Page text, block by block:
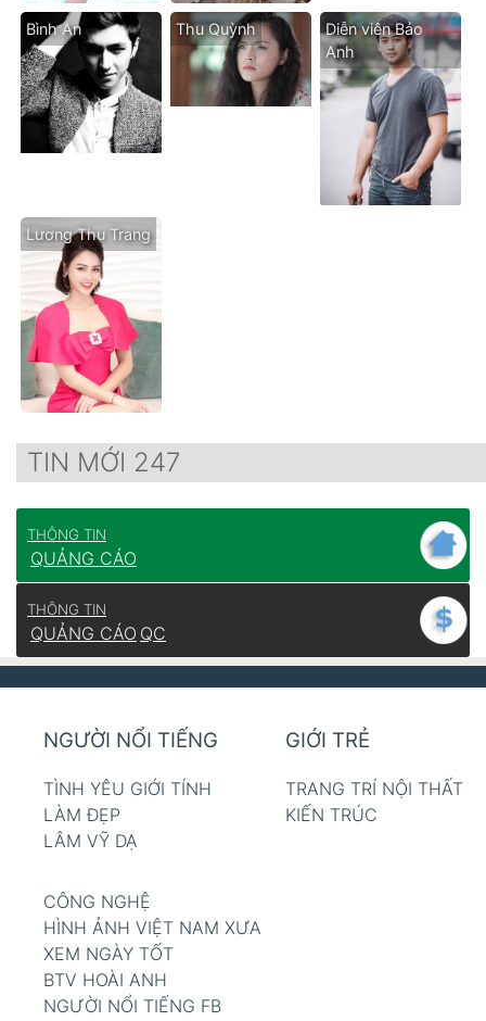
Bình An Thu Quỳnh
Diễn viên Bảo
Anh
Lương Thu Trang
TIN MỚI 247
THÔNG TIN
QUẢNG CÁO
THÔNG TIN
QUẢNG CÁO QC
NGƯỜI NỔI TIẾNG
TÌNH YÊU GIỚI TÍNH
LÀM ĐẸP
LÂM VỸ DẠ
GIỚI TRẺ
TRANG TRÍ NỘI THẤT
KIẾN TRÚC
CÔNG NGHỆ
HÌNH ẢNH VIỆT NAM XƯA
XEM NGÀY TỐT
BTV HOÀI ANH
NGƯỜI NỔI TIẾNG FB